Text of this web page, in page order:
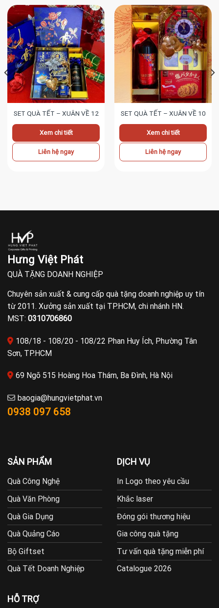
SET QUÀ TẾT – XUÂN VỀ 12
Xem chi tiết
Liên hệ ngay
SET QUÀ TẾT – XUÂN VỀ 10
Xem chi tiết
Liên hệ ngay
Hưng Việt Phát
QUÀ TẶNG DOANH NGHIỆP
Chuyên sản xuất & cung cấp quà tặng doanh nghiệp uy tín
từ 2011. Xưởng sản xuất tại TP.HCM, chi nhánh HN.
MST: 0310706860
108/18 - 108/20 - 108/22 Phan Huy Ích, Phường Tân
Sơn, TP.HCM
69 Ngõ 515 Hoàng Hoa Thám, Ba Đình, Hà Nội
baogia@hungvietphat.vn
0938 097 658
SẢN PHẨM
Quà Công Nghệ
Quà Văn Phòng
Quà Gia Dụng
Quà Quảng Cáo
Bộ Giftset
Quà Tết Doanh Nghiệp
DỊCH VỤ
In Logo theo yêu cầu
Khắc laser
Đóng gói thương hiệu
Gia công quà tặng
Tư vấn quà tặng miễn phí
Catalogue 2026
HỖ TRỢ